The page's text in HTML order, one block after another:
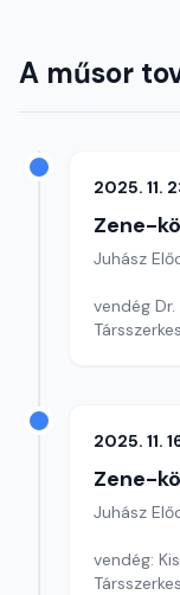
A műsor
2025. 11.
Zene-
Juhász
vendég
2025. 11.
Zene-
Juhász
vendég: